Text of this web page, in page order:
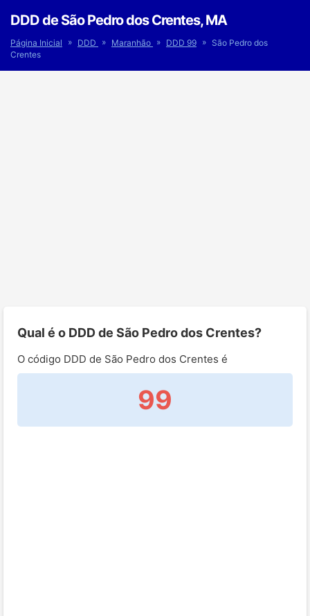
DDD de São Pedro dos Crentes, MA
Página Inicial » DDD » Maranhão » DDD 99 » São Pedro dos
Crentes
Qual é o DDD de São Pedro dos Crentes?
O código DDD de São Pedro dos Crentes é
99